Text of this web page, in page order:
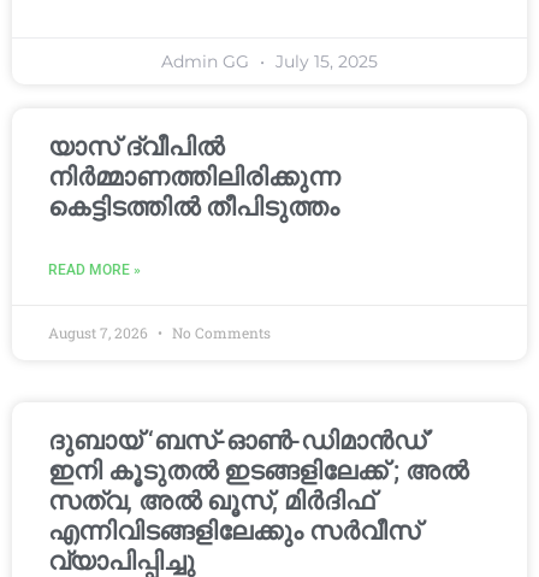
Admin GG July 15, 2025
യാസ് ദ്വീപിൽ
നിർമ്മാണത്തിലിരിക്കുന്ന
കെട്ടിടത്തിൽ തീപിടുത്തം
READ MORE »
August 7, 2026 No Comments
ദുബായ് ‘ബസ്-ഓൺ-ഡിമാൻഡ്’
ഇനി കൂടുതൽ ഇടങ്ങളിലേക്ക് ; അൽ
സത്വ, അൽ ഖൂസ്, മിർദിഫ്
എന്നിവിടങ്ങളിലേക്കും സർവീസ്
വ്യാപിപ്പിച്ചു